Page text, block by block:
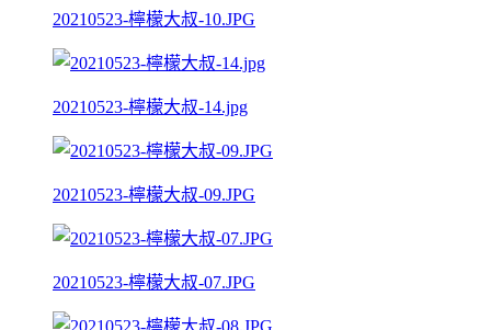
20210523-檸檬大叔-10.JPG
20210523-檸檬大叔-14.jpg
20210523-檸檬大叔-09.JPG
20210523-檸檬大叔-07.JPG